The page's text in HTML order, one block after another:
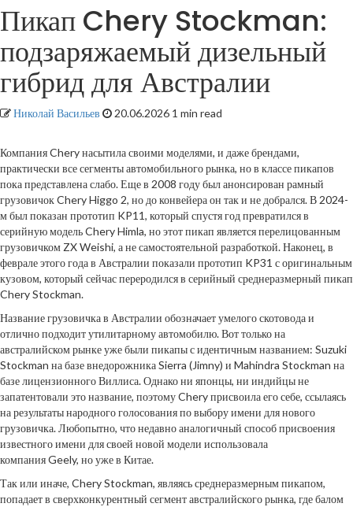
Пикап Chery Stockman:
подзаряжаемый дизельный
гибрид для Австралии
Николай Васильев 20.06.2026 1 min read
Компания Chery насытила своими моделями, и даже брендами,
практически все сегменты автомобильного рынка, но в классе пикапов
пока представлена слабо. Еще в 2008 году был анонсирован рамный
грузовичок Chery Higgo 2, но до конвейера он так и не добрался. В 2024-
м был показан прототип KP11, который спустя год превратился в
серийную модель Chery Himla, но этот пикап является перелицованным
грузовичком ZX Weishi, а не самостоятельной разработкой. Наконец, в
феврале этого года в Австралии показали прототип KP31 с оригинальным
кузовом, который сейчас переродился в серийный среднеразмерный пикап
Chery Stockman.
Название грузовичка в Австралии обозначает умелого скотовода и
отлично подходит утилитарному автомобилю. Вот только на
австралийском рынке уже были пикапы с идентичным названием: Suzuki
Stockman на базе внедорожника Sierra (Jimny) и Mahindra Stockman на
базе лицензионного Виллиса. Однако ни японцы, ни индийцы не
запатентовали это название, поэтому Chery присвоила его себе, ссылаясь
на результаты народного голосования по выбору имени для нового
грузовичка. Любопытно, что недавно аналогичный способ присвоения
известного имени для своей новой модели использовала
компания Geely, но уже в Китае.
Так или иначе, Chery Stockman, являясь среднеразмерным пикапом,
попадает в сверхконкурентный сегмент австралийского рынка, где балом